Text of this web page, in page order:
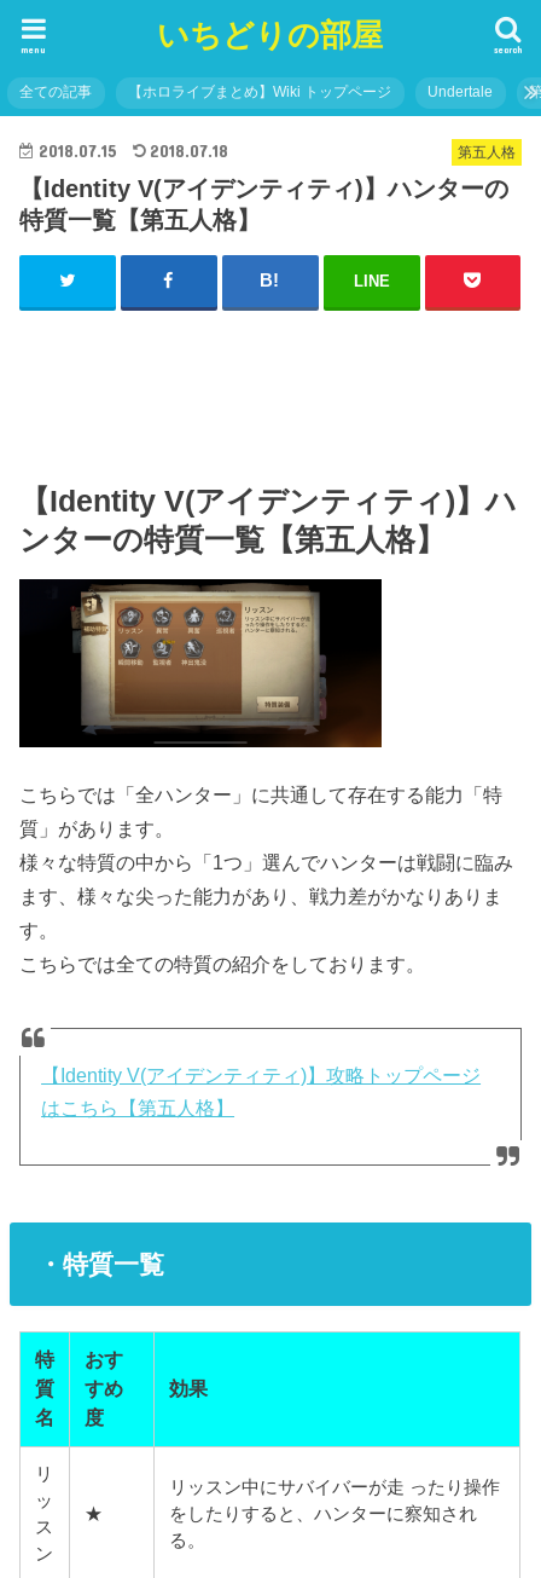
いちどりの部屋 search
menu
全ての記事 【ホロライブまとめ】Wiki トップページ Undertale
第五人格
2018.07.15 2018.07.18
【Identity V(アイデンティティ)】ハンターの
特質一覧【第五人格】
LINE
【Identity V(アイデンティティ)】ハ
ンターの特質一覧【第五人格】
こちらでは「全ハンター」に共通して存在する能力「特
質」があります。
様々な特質の中から「1つ」選んでハンターは戦闘に臨み
ます、様々な尖った能力があり、戦力差がかなりありま
す。
こちらでは全ての特質の紹介をしております。
【Identity V(アイデンティティ)】攻略トップページ
はこちら【第五人格】
・特質一覧
特
質
名
おす
すめ
度
効果
リ
ッ
ス
ン
★
リッスン中にサバイバーが走 ったり操作
をしたりすると、ハンターに察知され
る。